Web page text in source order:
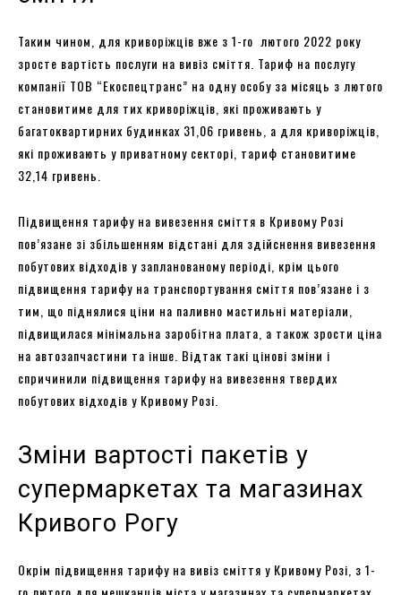
Таким чином, для криворіжців вже з 1-го лютого 2022 року
зросте вартість послуги на вивіз сміття. Тариф на послугу
компанії ТОВ “Екоспецтранс” на одну особу за місяць з лютого
становитиме для тих криворіжців, які проживають у
багатоквартирних будинках 31,06 гривень, а для криворіжців,
які проживають у приватному секторі, тариф становитиме
32,14 гривень.
Підвищення тарифу на вивезення сміття в Кривому Розі
пов’язане зі збільшенням відстані для здійснення вивезення
побутових відходів у запланованому періоді, крім цього
підвищення тарифу на транспортування сміття пов’язане і з
тим, що піднялися ціни на паливно мастильні матеріали,
підвищилася мінімальна заробітна плата, а також зрости ціна
на автозапчастини та інше. Відтак такі цінові зміни і
спричинили підвищення тарифу на вивезення твердих
побутових відходів у Кривому Розі.
Зміни вартості пакетів у
супермаркетах та магазинах
Кривого Рогу
Окрім підвищення тарифу на вивіз сміття у Кривому Розі, з 1-